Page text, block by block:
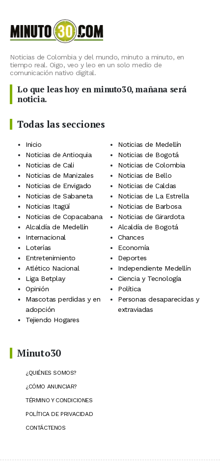
Noticias de Colombia y del mundo, minuto a minuto, en
tiempo real. Oigo, veo y leo en un solo medio de
comunicación nativo digital.
Lo que leas hoy en minuto30, mañana será
noticia.
Todas las secciones
Inicio
Noticias de Medellín
Noticias de Antioquia
Noticias de Bogotá
Noticias de Cali
Noticias de Colombia
Noticias de Manizales
Noticias de Bello
Noticias de Envigado
Noticias de Caldas
Noticias de Sabaneta
Noticias de La Estrella
Noticias Itagüí
Noticias de Barbosa
Noticias de Copacabana
Noticias de Girardota
Alcaldía de Medellín
Alcaldía de Bogotá
Internacional
Chances
Loterías
Economía
Entretenimiento
Deportes
Atlético Nacional
Independiente Medellín
Liga Betplay
Ciencia y Tecnología
Opinión
Política
Mascotas perdidas y en
adopción
Personas desaparecidas y
extraviadas
Tejiendo Hogares
Minuto30
¿QUIÉNES SOMOS?
¿CÓMO ANUNCIAR?
TÉRMINO Y CONDICIONES
POLÍTICA DE PRIVACIDAD
CONTÁCTENOS